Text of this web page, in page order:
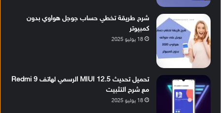
شرح طريقة تخطي حساب جوجل هواوي بدون
كمبيوتر
18 يوليو 2025
تحميل تحديث MIUI 12.5 الرسمي لهاتف Redmi 9
مع شرح التثبيت
18 يوليو 2025